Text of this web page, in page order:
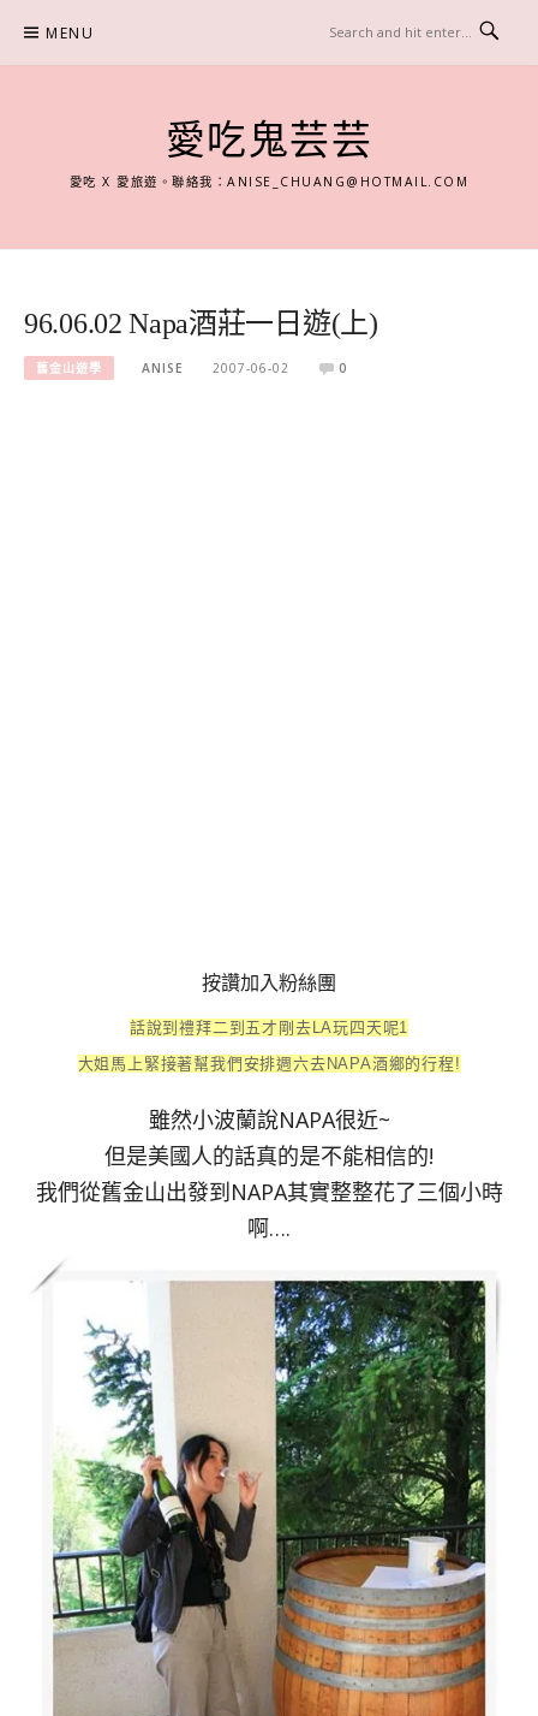
content
MENU
愛吃鬼芸芸
愛吃 X 愛旅遊。聯絡我：ANISE_CHUANG@HOTMAIL.COM
96.06.02 Napa酒莊一日遊(上)
舊金山遊學 ANISE 2007-06-02 0
按讚加入粉絲團
話說到禮拜二到五才剛去LA玩四天呢1
大姐馬上緊接著幫我們安排週六去NAPA酒鄉的行程!
雖然小波蘭說NAPA很近~
但是美國人的話真的是不能相信的!
我們從舊金山出發到NAPA其實整整花了三個小時
啊….